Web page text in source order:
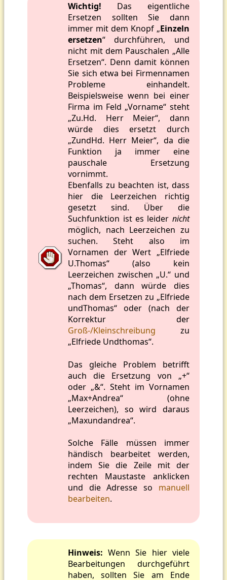
Wichtig! Das eigentliche
Ersetzen sollten Sie dann
immer mit dem Knopf „Einzeln
ersetzen“ durchführen, und
nicht mit dem Pauschalen „Alle
Ersetzen“. Denn damit können
Sie sich etwa bei Firmennamen
Probleme einhandelt.
Beispielsweise wenn bei einer
Firma im Feld „Vorname“ steht
„Zu.Hd. Herr Meier“, dann
würde dies ersetzt durch
„ZundHd. Herr Meier“, da die
Funktion ja immer eine
pauschale Ersetzung
vornimmt.
Ebenfalls zu beachten ist, dass
hier die Leerzeichen richtig
gesetzt sind. Über die
Suchfunktion ist es leider nicht
möglich, nach Leerzeichen zu
suchen. Steht also im
Vornamen der Wert „Elfriede
U.Thomas“ (also kein
Leerzeichen zwischen „U.“ und
„Thomas“, dann würde dies
nach dem Ersetzen zu „Elfriede
undThomas“ oder (nach der
Korrektur der
Groß-/Kleinschreibung zu
„Elfriede Undthomas“.
Das gleiche Problem betrifft
auch die Ersetzung von „+“
oder „&“. Steht im Vornamen
„Max+Andrea“ (ohne
Leerzeichen), so wird daraus
„Maxundandrea“.
Solche Fälle müssen immer
händisch bearbeitet werden,
indem Sie die Zeile mit der
rechten Maustaste anklicken
und die Adresse so manuell
bearbeiten.
Hinweis: Wenn Sie hier viele
Bearbeitungen durchgeführt
haben, sollten Sie am Ende